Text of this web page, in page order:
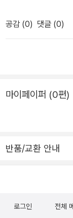
기도 하고 바람 속
둘을 보니 의좋은 친
다.어두워서 무섭고
종일이기도 한 둘의
가는 것이 중요함
그림책이라 아이들
에는 어떤 놀라움을
근해 보이는 고양이
그림책은 둘이 함께
저는 고양이와 강아
상해보며 읽는 재
고양이와 강아지는
꺼비는 사라지고 배
이 되어 둘은 서둘러
가왔어요. 작가는
배경 처리를 다르
있습니다. ​한 번 읽
공감 (0) 댓글 (0)
마이페이퍼 (0편)
반품/교환 안내
로그인 전체